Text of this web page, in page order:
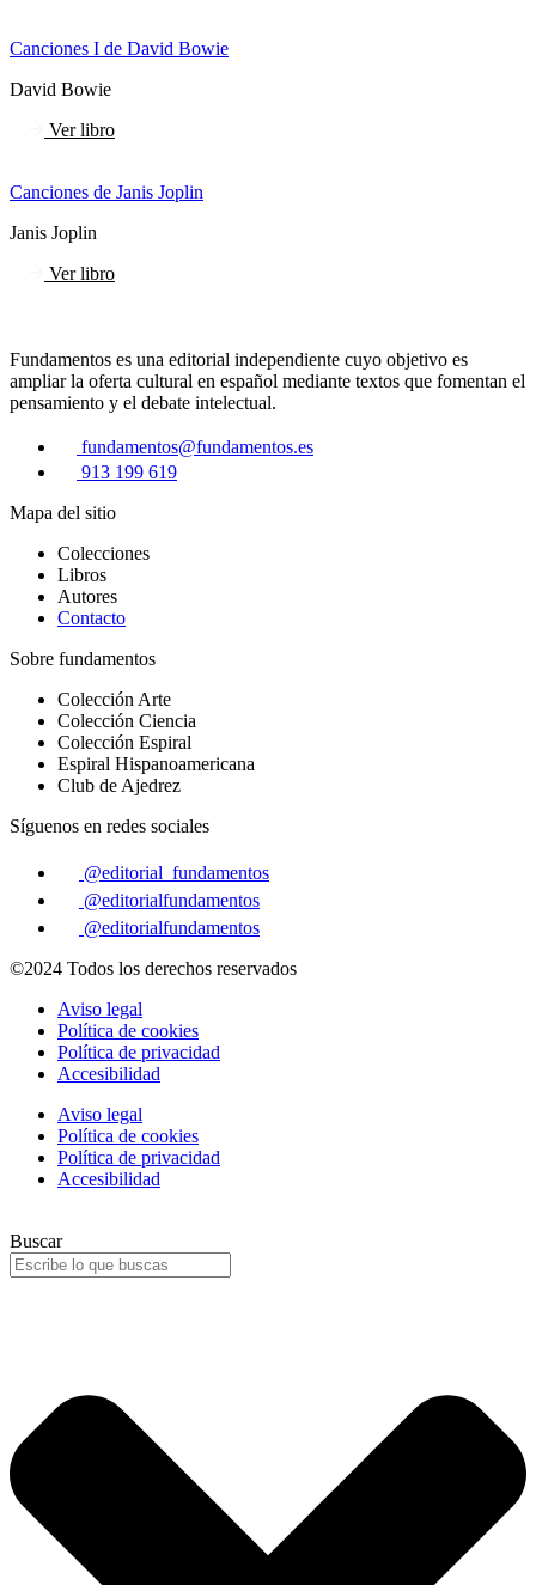
Canciones I de David Bowie
David Bowie
Ver libro
Canciones de Janis Joplin
Janis Joplin
Ver libro
Fundamentos es una editorial independiente cuyo objetivo es
ampliar la oferta cultural en español mediante textos que fomentan el
pensamiento y el debate intelectual.
fundamentos@fundamentos.es
913 199 619
Mapa del sitio
Colecciones
Libros
Autores
Contacto
Sobre fundamentos
Colección Arte
Colección Ciencia
Colección Espiral
Espiral Hispanoamericana
Club de Ajedrez
Síguenos en redes sociales
@editorial_fundamentos
@editorialfundamentos
@editorialfundamentos
©2024 Todos los derechos reservados
Aviso legal
Política de cookies
Política de privacidad
Accesibilidad
Aviso legal
Política de cookies
Política de privacidad
Accesibilidad
Buscar